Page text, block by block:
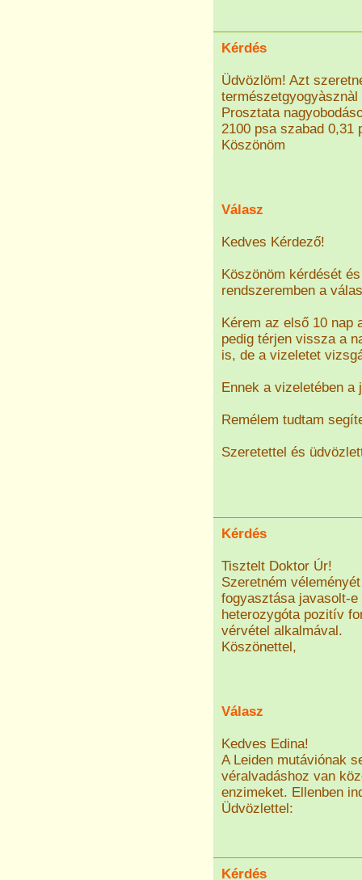
Kérdés
Üdvözlöm! Azt
Prosztata
2100 psa szabad 0,31
Köszönöm
Válasz
Kedves Kérdező!
Köszönöm kérdését
rendszeremben a
Kérem az első 10 nap
pedig térjen vissza a
is, de a vizeletet
Ennek a vizeletében a
Remélem tudtam
Szeretettel és
Kérdés
Tisztelt Doktor Úr!
Szeretném
fogyasztása javasolt-e
heterozygóta pozitív
vérvétel alkalmával.
Köszönettel,
Válasz
Kedves Edina!
A Leiden mutáviónak
véralvadáshoz van
enzimeket. Ellenben
Üdvözlettel:
Kérdés